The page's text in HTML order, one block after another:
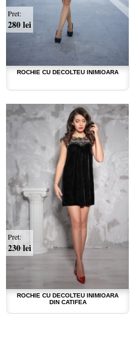
ROCHIE CU DECOLTEU INIMIOARA
Pret:
280 lei
ROCHIE CU DECOLTEU INIMIOARA
DIN CATIFEA
Pret:
230 lei